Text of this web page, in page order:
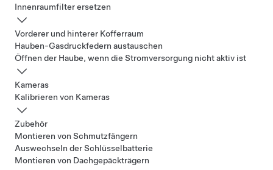
Innenraumfilter ersetzen
Vorderer und hinterer Kofferraum
Hauben-Gasdruckfedern austauschen
Öffnen der Haube, wenn die Stromversorgung nicht aktiv ist
Kameras
Kalibrieren von Kameras
Zubehör
Montieren von Schmutzfängern
Auswechseln der Schlüsselbatterie
Montieren von Dachgepäckträgern